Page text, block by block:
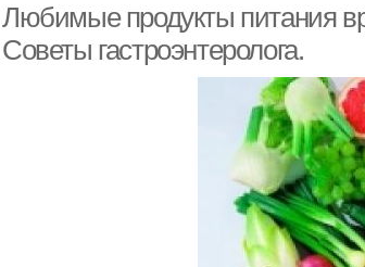
Любимые продукты питания
Советы гастроэнтеролога.